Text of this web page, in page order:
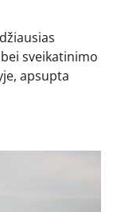
sveikatinimo
apsupta